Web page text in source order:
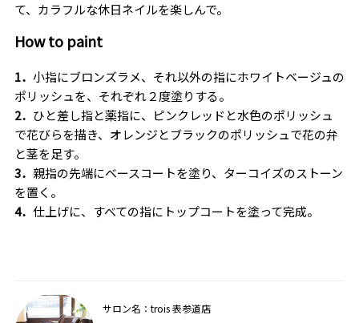
て、カラフルな休日ネイルを楽しんで。
How to paint
1． 小指にブロンズラメ、それ以外の指にホワイトベージュの
ポリッシュを、それぞれ２度塗りする。
2． ひと差し指と薬指に、ピンクレッドと水色のポリッシュ
で花びらを描き、オレンジとブラックのポリッシュで花の弁
と茎を足す。
3． 親指の先端にベースコートを塗り、ターコイズのストーン
を置く。
4． 仕上げに、すべての指にトップコートを塗って完成。
サロン名：trois 表参道店